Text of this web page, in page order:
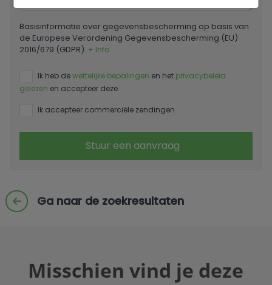
Basisinformatie over gegevensbescherming op basis van
de Europese Verordening Gegevensbescherming (EU)
2016/679 (GDPR). + Info
Ik heb dewettelijke bepalingen en het privacybeleid
gelezen en accepteer deze.
Ik accepteer commerciële zendingen
Stuur een aanvraag
Ga naar de zoekresultaten
Misschien vind je deze